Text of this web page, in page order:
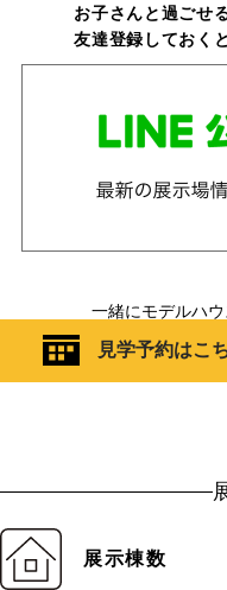
お子さんと過ごせ
友達登録しておく
一緒にモデルハ
見学予約はこ
展示棟数